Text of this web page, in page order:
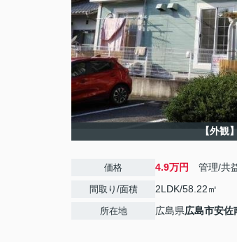
【外観
価格 4.9万円 管理/共
間取り/面積 2LDK/58.22㎡
所在地 広島県広島市安佐